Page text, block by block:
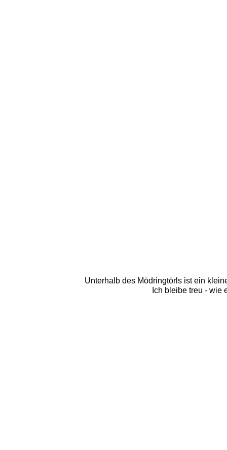
Unterhalb des Mödringtörls ist ein
Ich bleibe treu - wie